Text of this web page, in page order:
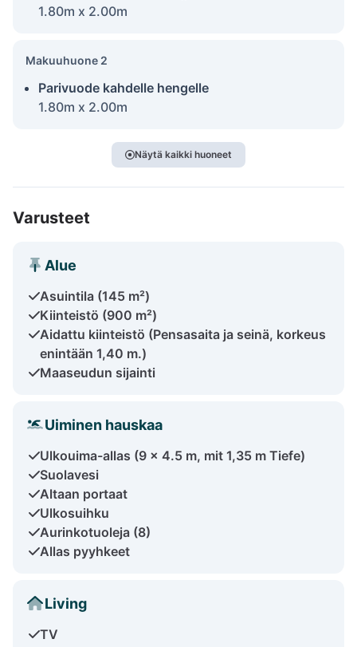
1.80m x 2.00m
Makuuhuone 2
Parivuode kahdelle hengelle
1.80m x 2.00m
Näytä kaikki huoneet
Varusteet
Alue
Asuintila (145 m²)
Kiinteistö (900 m²)
Aidattu kiinteistö (Pensasaita ja seinä, korkeus
enintään 1,40 m.)
Maaseudun sijainti
Uiminen hauskaa
Ulkouima-allas (9 x 4.5 m, mit 1,35 m Tiefe)
Suolavesi
Altaan portaat
Ulkosuihku
Aurinkotuoleja (8)
Allas pyyhkeet
Living
TV